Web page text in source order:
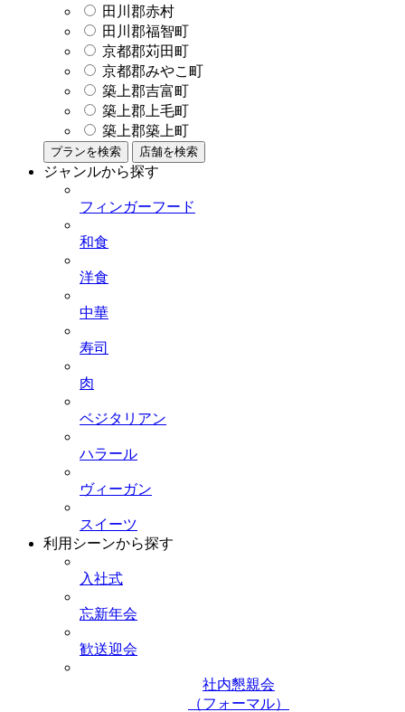
田川郡赤村
田川郡福智町
京都郡苅田町
京都郡みやこ町
築上郡吉富町
築上郡上毛町
築上郡築上町
プランを検索 店舗を検索
ジャンルから探す
フィンガーフード
和食
洋食
中華
寿司
肉
ベジタリアン
ハラール
ヴィーガン
スイーツ
利用シーンから探す
入社式
忘新年会
歓送迎会
社内懇親会
（フォーマル）